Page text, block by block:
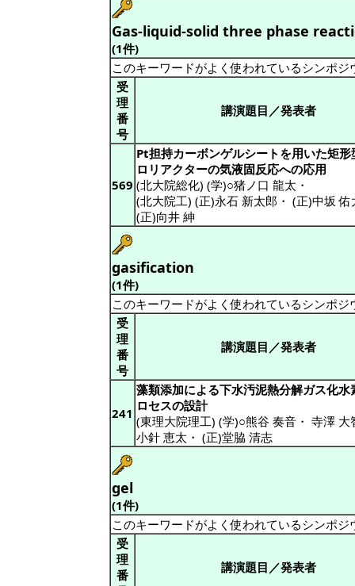
Gas-liquid-solid three phase
(1件)
このキーワードがよく使われているシンポ
受
理
番
号
講演題目／発表者
569
Pt担持カーボンゲルシートを用いた矩形
ロリアクターの気液固反応への応用
(北大院総化) (学)○猪ノ口 龍太 ・
(北大院工) (正)永石 新太郎 ・ (正)中坂 佑
(正)向井 紳
gasification
(1件)
このキーワードがよく使われているシンポ
受
理
番
号
講演題目／発表者
241
藻類添加による下水汚泥熱分解ガス化水
ロセスの設計
(東理大院理工) (学)○熊谷 奏音 ・ 寺澤 大
小針 恵太 ・ (正)堂脇 清志
gel
(1件)
このキーワードがよく使われているシンポ
受
理
番
講演題目／発表者